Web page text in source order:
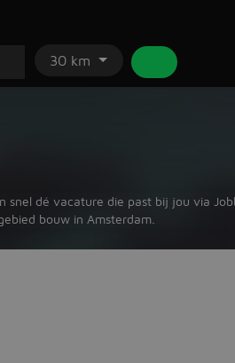
30 km
snel dé vacature die past bij jou via
bouw in Amsterdam.